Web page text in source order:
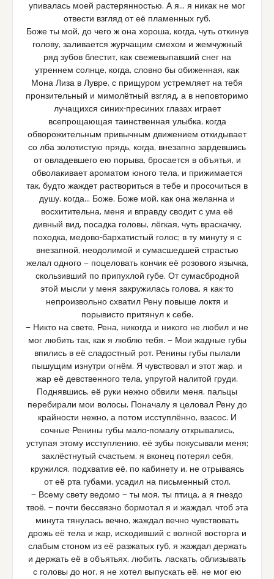
упивалась моей растерянностью. А я… я никак не мог
отвести взгляд от её пламенных губ.
Боже ты мой, до чего ж она хороша, когда, чуть откинув
голову, заливается журчащим смехом и жемчужный
ряд зубов блестит, как свежевыпавший снег на
утреннем солнце, когда, словно бы обиженная, как
Мона Лиза в Лувре, с прищуром устремляет на тебя
пронзительный и мимолётный взгляд, а в неповторимо
лучащихся синих-пресиних глазах играет
всепрощающая таинственная улыбка, когда
обворожительным привычным движением откидывает
со лба золотистую прядь, когда, внезапно зардевшись
от овладевшего ею порыва, бросается в объятья, и
обволакивает ароматом юного тела, и прижимается
так, будто жаждет раствориться в тебе и просочиться в
душу, когда… Боже, Боже мой, как она желанна и
восхитительна, меня и вправду сводит с ума её
дивный вид, посадка головы, лёгкая, чуть враскачку,
походка, медово-бархатистый голос; в ту минуту я с
внезапной, неодолимой и сумасшедшей страстью
желал одного — поцеловать кончик её розового язычка,
скользивший по припухлой губе. От сумасбродной
этой мысли у меня закружилась голова, я как-то
непроизвольно схватил Рену повыше локтя и
порывисто притянул к себе.
— Никто на свете, Рена, никогда и никого не любил и не
мог любить так, как я люблю тебя. — Мои жадные губы
впились в её сладостный рот. Ренины губы пылали
пышущим изнутри огнём. Я чувствовал и этот жар, и
жар её девственного тела, упругой налитой груди.
Поднявшись, её руки нежно обвили меня, пальцы
перебирали мои волосы. Поначалу я целовал Рену до
крайности нежно, а потом исступлённо, взасос. И
сочные Ренины губы мало-помалу открывались,
уступая этому исступлению, её зубы покусывали меня;
захлёстнутый счастьем, я вконец потерял себя,
кружился, подхватив её, по кабинету и, не отрываясь
от её рта губами, усадил на письменный стол.
— Всему свету ведомо — ты моя, ты птица, а я гнездо
твоё, — почти бессвязно бормотал я и жаждал, чтоб эта
минута тянулась вечно, жаждал вечно чувствовать
дрожь её тела и жар, исходивший с волной восторга и
слабым стоном из её разжатых губ, я жаждал держать
и держать её в объятьях, любить, ласкать, облизывать
с головы до ног, я не хотел выпускать её, не мог ею